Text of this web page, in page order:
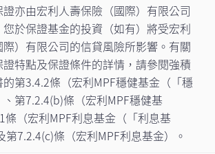
月1日起，宏利客戶服務中心將實施新
金計劃客戶之相關問題，請致電客戶
或透過熱線預約會面 ...查看更多
亦由宏利人壽保險（國際）有限公司
於保證基金的投資（如有）將受宏利
際）有限公司的信貸風險所影響。有關
特點及保證條件的詳情，請參閱強積
第3.4.2條（宏利MPF穩健基金（「穩
第7.2.4(b)條（宏利MPF穩健基
條（宏利MPF利息基金（「利息基
第7.2.4(c)條（宏利MPF利息基金）。